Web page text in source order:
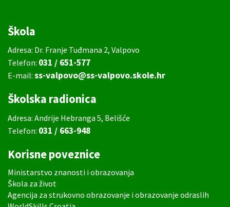
Škola
Adresa: Dr. Franje Tuđmana 2, Valpovo
Telefon: 031 / 651-577
E-mail: ss-valpovo@ss-valpovo.skole.hr
Školska radionica
Adresa: Andrije Hebranga 5, Belišće
Telefon: 031 / 663-948
Korisne poveznice
Ministarstvo znanosti i obrazovanja
Škola za život
Agencija za strukovno obrazovanje i obrazovanje odraslih